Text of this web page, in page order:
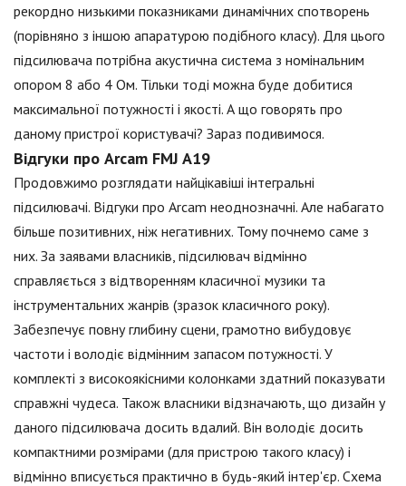
рекордно низькими показниками динамічних спотворень
(порівняно з іншою апаратурою подібного класу). Для цього
підсилювача потрібна акустична система з номінальним
опором 8 або 4 Ом. Тільки тоді можна буде добитися
максимальної потужності і якості. А що говорять про
даному пристрої користувачі? Зараз подивимося.
Відгуки про Arcam FMJ A19
Продовжимо розглядати найцікавіші інтегральні
підсилювачі. Відгуки про Arcam неоднозначні. Але набагато
більше позитивних, ніж негативних. Тому почнемо саме з
них. За заявами власників, підсилювач відмінно
справляється з відтворенням класичної музики та
інструментальних жанрів (зразок класичного року).
Забезпечує повну глибину сцени, грамотно вибудовує
частоти і володіє відмінним запасом потужності. У
комплекті з високоякісними колонками здатний показувати
справжні чудеса. Також власники відзначають, що дизайн у
даного підсилювача досить вдалий. Він володіє досить
компактними розмірами (для пристрою такого класу) і
відмінно вписується практично в будь-який інтер'єр. Схема